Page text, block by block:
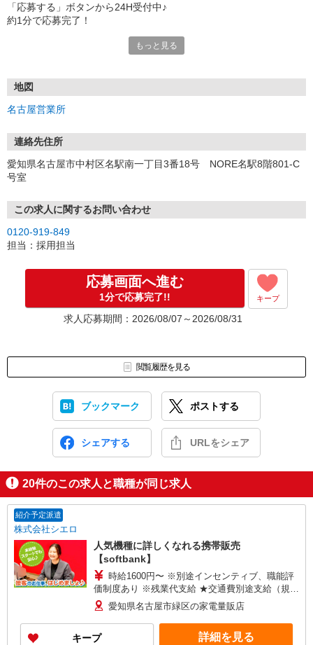
「応募する」ボタンから24H受付中♪
約1分で応募完了！
①応募から3営業日を目安に、メールorお電話でご連絡します。
★スマホでWEB面接（LINEなど）・出張面接・事務所面接と選べま
す
③面接実施（履歴書不要）
④勤務開始（スタート日は応相談）
お気軽にご応募ください♪
もっと見る
地図
名古屋営業所
連絡先住所
愛知県名古屋市中村区名駅南一丁目3番18号 NORE名駅8階801-C
号室
この求人に関するお問い合わせ
0120-919-849
担当：採用担当
応募画面へ進む
1分で応募完了!! キープ
求人応募期間：2026/08/07～2026/08/31
閲覧履歴を見る
ブックマーク ポストする
シェアする URLをシェア
20件のこの求人と職種が同じ求人
紹介予定派遣
株式会社シエロ
人気機種に詳しくなれる携帯販売
【softbank】
時給1600円〜 ※別途インセンティブ、職能評
価制度あり ※残業代支給 ★交通費別途支給（規定
あり） ゜+゜・。○。・゜+゜・。○。・゜+゜ 入
社祝い金10万円支給(規定有) お友達を紹介頂くと,
インセンティブ支給(規定有) ★月2回払い・週払い
可能（規程有）★ ゜・。○。・゜+゜・。○。・゜
愛知県名古屋市緑区の家電量販店
キープ 詳細を見る